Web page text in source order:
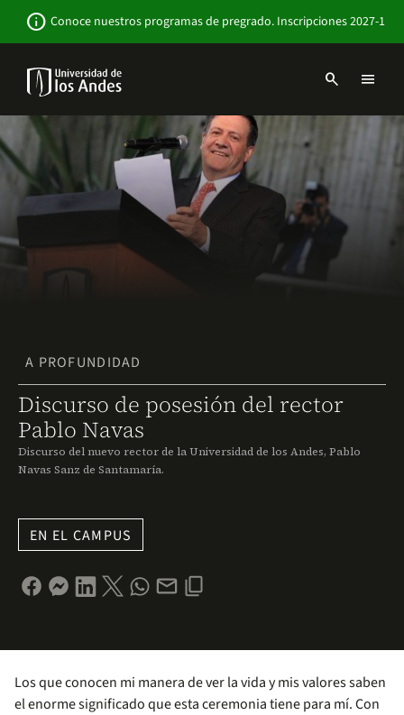
contenido
info Conoce nuestros programas de pregrado. Inscripciones 2027-1
Navbar
Sitio
Institucional
search menu
A PROFUNDIDAD
Discurso de posesión del rector
Pablo Navas
Discurso del nuevo rector de la Universidad de los Andes, Pablo
Navas Sanz de Santamaría.
EN EL CAMPUS
Los que conocen mi manera de ver la vida y mis valores saben
el enorme significado que esta ceremonia tiene para mí. Con